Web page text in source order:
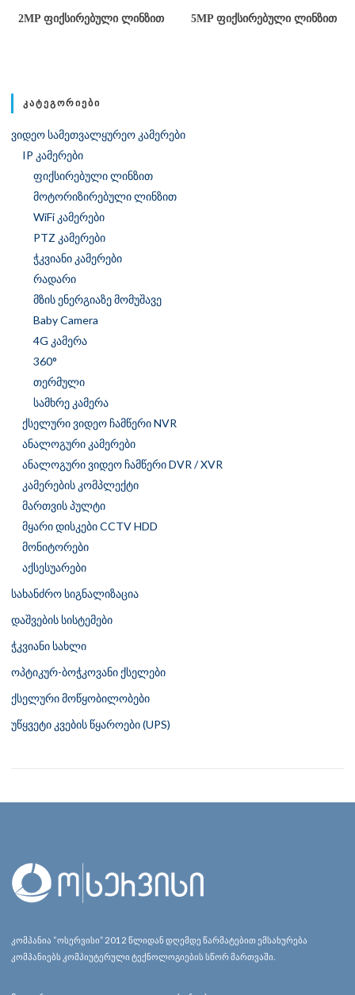
2MP ᲤᲘᲥᲡᲘᲠᲔᲑᲣᲚᲘ ᲚᲘᲜᲖᲘᲗ 5MP ᲤᲘᲥᲡᲘᲠᲔᲑᲣᲚᲘ ᲚᲘᲜᲖᲘᲗ
ᲙᲐᲢᲔᲒᲝᲠᲘᲔᲑᲘ
ვიდეო სამეთვალყურეო კამერები
IP კამერები
ფიქსირებული ლინზით
მოტორიზირებული ლინზით
WiFi კამერები
PTZ კამერები
ჭკვიანი კამერები
რადარი
მზის ენერგიაზე მომუშავე
Baby Camera
4G კამერა
360°
თერმული
სამხრე კამერა
ქსელური ვიდეო ჩამწერი NVR
ანალოგური კამერები
ანალოგური ვიდეო ჩამწერი DVR / XVR
კამერების კომპლექტი
მართვის პულტი
მყარი დისკები CCTV HDD
მონიტორები
აქსესუარები
სახანძრო სიგნალიზაცია
დაშვების სისტემები
ჭკვიანი სახლი
ოპტიკურ-ბოჭკოვანი ქსელები
ქსელური მოწყობილობები
უწყვეტი კვების წყაროები (UPS)
კომპანია “ოსერვისი” 2012 წლიდან დღემდე წარმატებით ემსახურება
კომპანიებს კომპიუტერული ტექნოლოგიების სწორ მართვაში.